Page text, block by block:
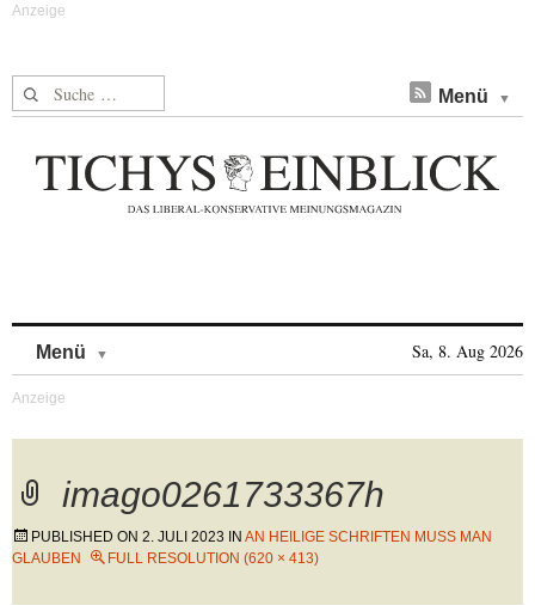
Suche nach: Menü
Menü Sa, 8. Aug 2026
imago0261733367h
PUBLISHED ON 2. JULI 2023 IN AN HEILIGE SCHRIFTEN MUSS MAN
GLAUBEN
FULL RESOLUTION (620 × 413)